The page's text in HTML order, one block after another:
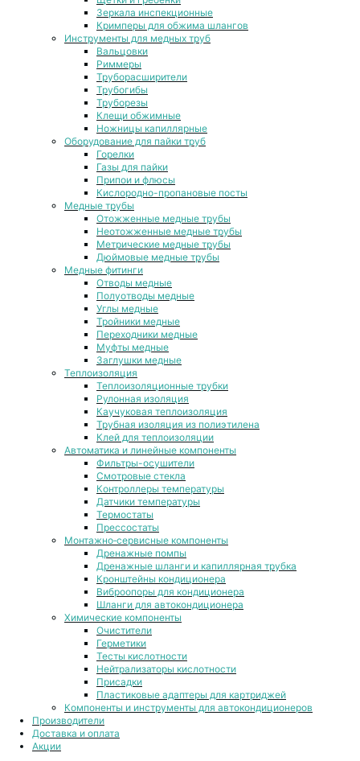
Зеркала инспекционные
Кримперы для обжима шлангов
Инструменты для медных труб
Вальцовки
Риммеры
Труборасширители
Трубогибы
Труборезы
Клещи обжимные
Ножницы капиллярные
Оборудование для пайки труб
Горелки
Газы для пайки
Припои и флюсы
Кислородно-пропановые посты
Медные трубы
Отожженные медные трубы
Неотожженные медные трубы
Метрические медные трубы
Дюймовые медные трубы
Медные фитинги
Отводы медные
Полуотводы медные
Углы медные
Тройники медные
Переходники медные
Муфты медные
Заглушки медные
Теплоизоляция
Теплоизоляционные трубки
Рулонная изоляция
Каучуковая теплоизоляция
Трубная изоляция из полиэтилена
Клей для теплоизоляции
Автоматика и линейные компоненты
Фильтры-осушители
Смотровые стекла
Контроллеры температуры
Датчики температуры
Термостаты
Прессостаты
Монтажно‑сервисные компоненты
Дренажные помпы
Дренажные шланги и капиллярная трубка
Кронштейны кондиционера
Виброопоры для кондиционера
Шланги для автокондиционера
Химические компоненты
Очистители
Герметики
Тесты кислотности
Нейтрализаторы кислотности
Присадки
Пластиковые адаптеры для картриджей
Компоненты и инструменты для автокондиционеров
Производители
Доставка и оплата
Акции